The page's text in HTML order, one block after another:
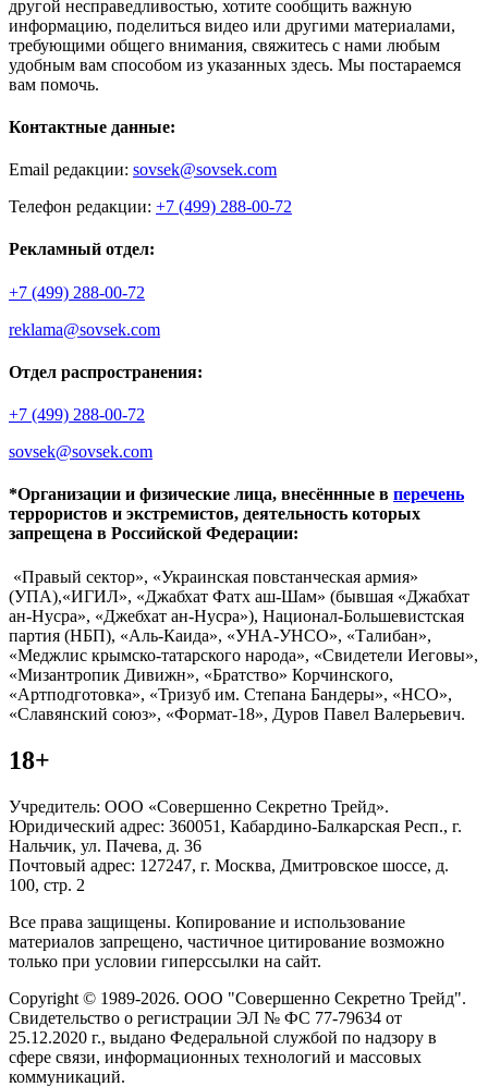
другой несправедливостью, хотите сообщить важную
информацию, поделиться видео или другими материалами,
требующими общего внимания, свяжитесь с нами любым
удобным вам способом из указанных здесь. Мы постараемся
вам помочь.
Контактные данные:
Email редакции: sovsek@sovsek.com
Телефон редакции: +7 (499) 288-00-72
Рекламный отдел:
+7 (499) 288-00-72
reklama@sovsek.com
Отдел распространения:
+7 (499) 288-00-72
sovsek@sovsek.com
*Организации и физические лица, внесённные в перечень
террористов и экстремистов, деятельность которых
запрещена в Российской Федерации:
«Правый сектор», «Украинская повстанческая армия»
(УПА),«ИГИЛ», «Джабхат Фатх аш-Шам» (бывшая «Джабхат
ан-Нусра», «Джебхат ан-Нусра»), Национал-Большевистская
партия (НБП), «Аль-Каида», «УНА-УНСО», «Талибан»,
«Меджлис крымско-татарского народа», «Свидетели Иеговы»,
«Мизантропик Дивижн», «Братство» Корчинского,
«Артподготовка», «Тризуб им. Степана Бандеры», «НСО»,
«Славянский союз», «Формат-18», Дуров Павел Валерьевич.
18+
Учредитель: ООО «Совершенно Секретно Трейд».
Юридический адрес: 360051, Кабардино-Балкарская Респ., г.
Нальчик, ул. Пачева, д. 36
Почтовый адрес: 127247, г. Москва, Дмитровское шоссе, д.
100, стр. 2
Все права защищены. Копирование и использование
материалов запрещено, частичное цитирование возможно
только при условии гиперссылки на сайт.
Copyright © 1989-2026. ООО "Совершенно Секретно Трейд".
Свидетельство о регистрации ЭЛ № ФС 77-79634 от
25.12.2020 г., выдано Федеральной службой по надзору в
сфере связи, информационных технологий и массовых
коммуникаций.